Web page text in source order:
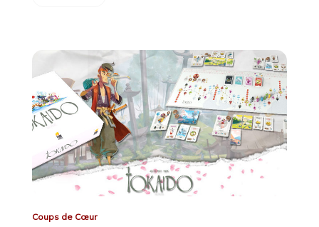
Coups de Cœur